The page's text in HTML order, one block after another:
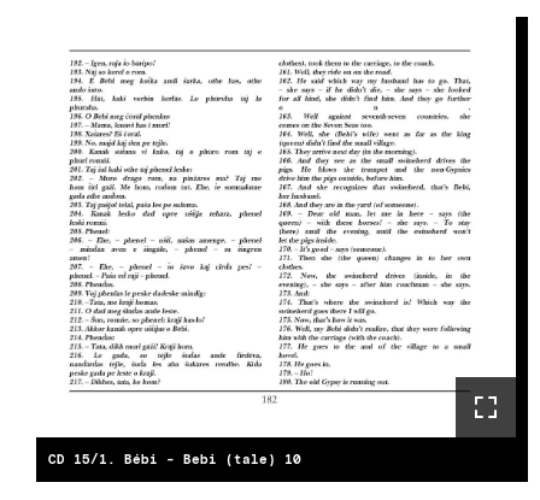
CD 15/1. Bébi - Bebi (tale) 10